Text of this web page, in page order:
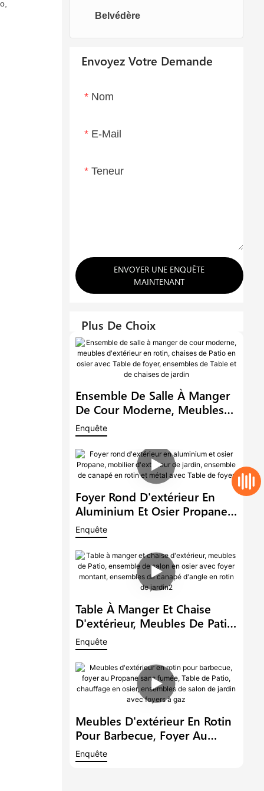
Chaises oeufs
Chaise longue
Belvédère
Envoyez Votre Demande
Nom
E-Mail
Teneur
ENVOYER UNE ENQUÊTE
MAINTENANT
Plus De Choix
Ensemble De Salle À Manger
De Cour Moderne, Meubles
D'extérieur En Rotin, Chaises
De Patio En Osier Avec Table
De Foyer, Ensembles De Table
Et De Chaises De Jardin
Enquête
Foyer Rond D'extérieur En
Aluminium Et Osier Propane,
Mobilier D'extérieur De
Jardin, Ensemble De Canapé
En Rotin Et Métal Avec Table
De Foyer
Enquête
Table À Manger Et Chaise
D'extérieur, Meubles De Patio,
Ensemble De Salon En Osier
Avec Foyer Montant,
Ensembles De Canapé
D'angle En Rotin De Jardin2
Enquête
Meubles D'extérieur En Rotin
Pour Barbecue, Foyer Au
Propane Sans Fumée, Table
De Patio, Chauffage En Osier,
Enquête